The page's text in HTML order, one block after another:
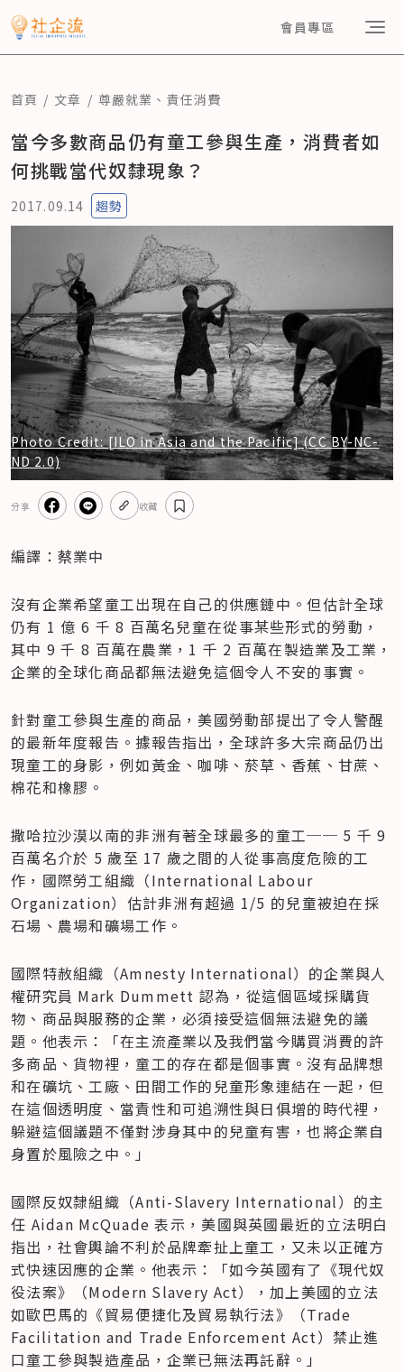
會員專區
首頁 文章 尊嚴就業 、 責任消費
當今多數商品仍有童工參與生產，消費者如
何挑戰當代奴隸現象？
2017.09.14 趨勢
Photo Credit: [ILO in Asia and the Pacific] (CC BY-NC-
ND 2.0)
分享 收藏
編譯：蔡業中
沒有企業希望童工出現在自己的供應鏈中。但估計全球
仍有 1 億 6 千 8 百萬名兒童在從事某些形式的勞動，
其中 9 千 8 百萬在農業，1 千 2 百萬在製造業及工業，
企業的全球化商品都無法避免這個令人不安的事實。
針對童工參與生產的商品，美國勞動部提出了令人警醒
的最新年度報告。據報告指出，全球許多大宗商品仍出
現童工的身影，例如黃金、咖啡、菸草、香蕉、甘蔗、
棉花和橡膠。
撒哈拉沙漠以南的非洲有著全球最多的童工── 5 千 9
百萬名介於 5 歲至 17 歲之間的人從事高度危險的工
作，國際勞工組織（International Labour
Organization）估計非洲有超過 1/5 的兒童被迫在採
石場、農場和礦場工作。
國際特赦組織（Amnesty International）的企業與人
權研究員 Mark Dummett 認為，從這個區域採購貨
物、商品與服務的企業，必須接受這個無法避免的議
題。他表示：「在主流產業以及我們當今購買消費的許
多商品、貨物裡，童工的存在都是個事實。沒有品牌想
和在礦坑、工廠、田間工作的兒童形象連結在一起，但
在這個透明度、當責性和可追溯性與日俱增的時代裡，
躲避這個議題不僅對涉身其中的兒童有害，也將企業自
身置於風險之中。」
國際反奴隸組織（Anti-Slavery International）的主
任 Aidan McQuade 表示，美國與英國最近的立法明白
指出，社會輿論不利於品牌牽扯上童工，又未以正確方
式快速因應的企業。他表示：「如今英國有了《現代奴
役法案》（Modern Slavery Act），加上美國的立法
如歐巴馬的《貿易便捷化及貿易執行法》（Trade
Facilitation and Trade Enforcement Act）禁止進
口童工參與製造產品，企業已無法再託辭。」